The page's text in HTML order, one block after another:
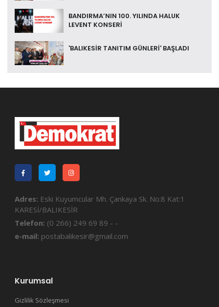
BANDIRMA’NIN 100. YILINDA HALUK
LEVENT KONSERİ
'BALIKESİR TANITIM GÜNLERİ' BAŞLADI
Adres: Eski Kuyumcular Mh. Çankaya Sk. No:8 Kat:1
KARESİ/BALIKESİR
Telefon: (0 266) 249 69 89 - -
e-mail: postabalikesir@gmail.com
Kurumsal
Gizlilik Sözleşmesi